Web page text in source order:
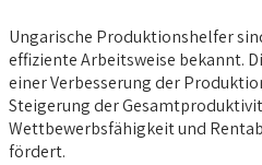
Ungarische Produktionshelfer
effiziente Arbeitsweise bekannt.
einer Verbesserung der
Steigerung der
Wettbewerbsfähigkeit und
fördert.